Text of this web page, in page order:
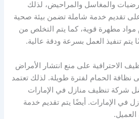
والمغاسل والمراحيض، لذلك
تقديم خدمة شاملة تضمن بيئة صحية
مواد مطهرة قوية، كما يتم التخلص من
يتم تنفيذ العمل بسرعة ودقة عالية.
الاحترافية على منع انتشار الأمراض
نظافة الحمام لفترة طويلة. لذلك تعتمد
شركة تنظيف منازل في الإمارات
في الإمارات. أيضًا يتم تقديم خدمة